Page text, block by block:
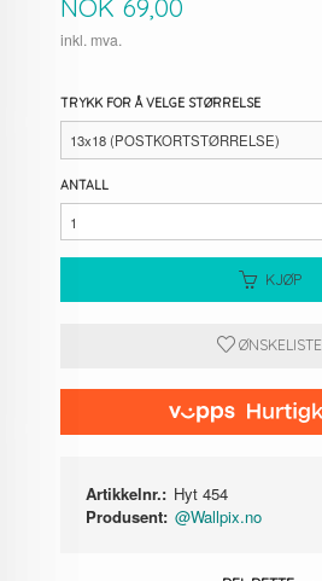
Pris
NOK 69,00
inkl. mva.
TRYKK FOR Å VELGE STØRRELSE
ANTALL
KJØP
ØNSKELISTE
Artikkelnr.: Hyt 454
Produsent: @Wallpix.no